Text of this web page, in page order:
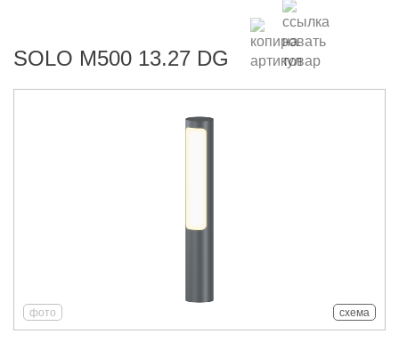
SOLO M500 13.27 DG
фото схема